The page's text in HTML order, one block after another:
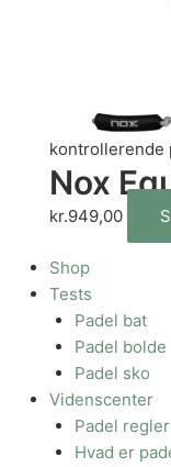
kontrollerende
Nox
kr.949,00
Shop
Tests
Padel bat
Padel bolde
Padel sko
Videnscenter
Padel regler
Hvad er